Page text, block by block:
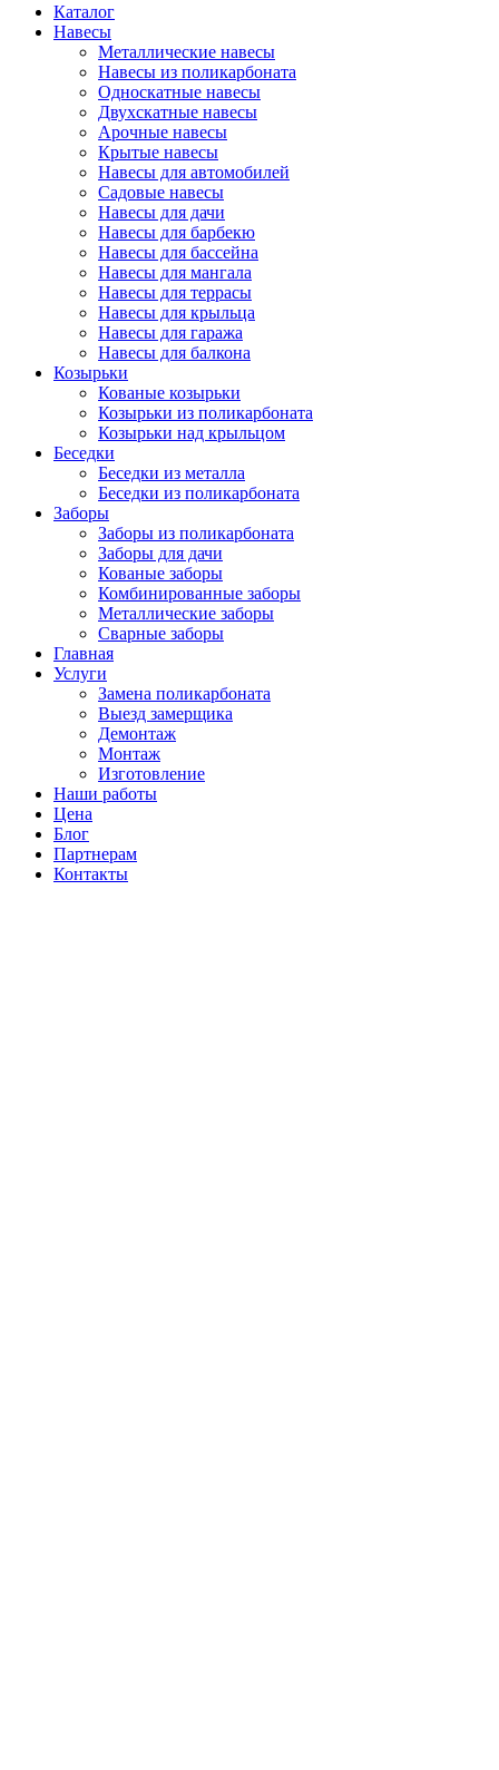
Каталог
Навесы
Металлические навесы
Навесы из поликарбоната
Односкатные навесы
Двухскатные навесы
Арочные навесы
Крытые навесы
Навесы для автомобилей
Садовые навесы
Навесы для дачи
Навесы для барбекю
Навесы для бассейна
Навесы для мангала
Навесы для террасы
Навесы для крыльца
Навесы для гаража
Навесы для балкона
Козырьки
Кованые козырьки
Козырьки из поликарбоната
Козырьки над крыльцом
Беседки
Беседки из металла
Беседки из поликарбоната
Заборы
Заборы из поликарбоната
Заборы для дачи
Кованые заборы
Комбинированные заборы
Металлические заборы
Сварные заборы
Главная
Услуги
Замена поликарбоната
Выезд замерщика
Демонтаж
Монтаж
Изготовление
Наши работы
Цена
Блог
Партнерам
Контакты